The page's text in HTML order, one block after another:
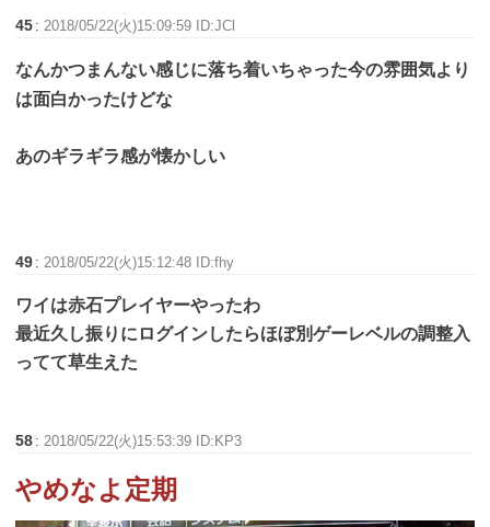
45 : 2018/05/22(火)15:09:59 ID:JCl
なんかつまんない感じに落ち着いちゃった今の雰囲気より
は面白かったけどな
あのギラギラ感が懐かしい
49 :2018/05/22(火)15:12:48 ID:fhy
ワイは赤石プレイヤーやったわ
最近久し振りにログインしたらほぼ別ゲーレベルの調整入
ってて草生えた
58 :2018/05/22(火)15:53:39 ID:KP3
やめなよ定期